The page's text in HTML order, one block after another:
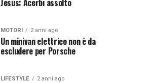
Jesus: Acerbi assolto
MOTORI 2 anni ago
Un minivan elettrico non è da
escludere per Porsche
LIFESTYLE 2 anni ago